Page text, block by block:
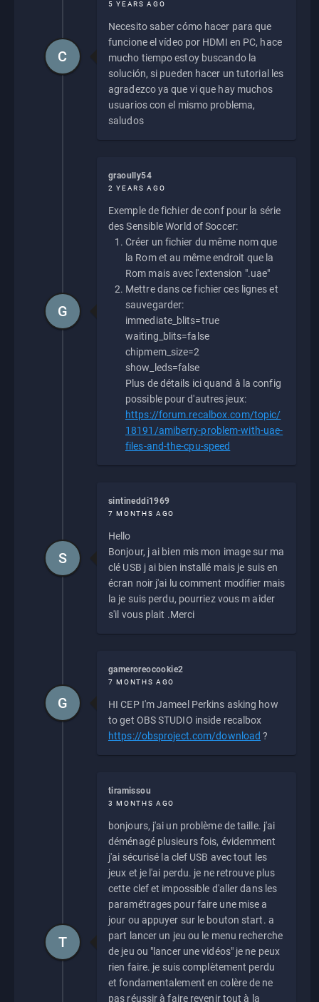
5 YEARS AGO
Necesito saber cómo hacer para que
funcione el vídeo por HDMI en PC, hace
mucho tiempo estoy buscando la
solución, si pueden hacer un tutorial les
agradezco ya que vi que hay muchos
usuarios con el mismo problema,
saludos
C
graoully54
2 YEARS AGO
Exemple de fichier de conf pour la série
des Sensible World of Soccer:
Créer un fichier du même nom que
la Rom et au même endroit que la
Rom mais avec l'extension ".uae"
Mettre dans ce fichier ces lignes et
sauvegarder:
immediate_blits=true
waiting_blits=false
chipmem_size=2
show_leds=false
Plus de détails ici quand à la config
possible pour d'autres jeux:
https://forum.recalbox.com/topic/
18191/amiberry-problem-with-uae-
files-and-the-cpu-speed
G
sintineddi1969
7 MONTHS AGO
Hello
Bonjour, j ai bien mis mon image sur ma
clé USB j ai bien installé mais je suis en
écran noir j'ai lu comment modifier mais
la je suis perdu, pourriez vous m aider
s'il vous plait .Merci
S
gameroreocookie2
7 MONTHS AGO
HI CEP I'm Jameel Perkins asking how
to get OBS STUDIO inside recalbox
https://obsproject.com/download ?
G
tiramissou
3 MONTHS AGO
bonjours, j'ai un problème de taille. j'ai
déménagé plusieurs fois, évidemment
j'ai sécurisé la clef USB avec tout les
jeux et je l'ai perdu. je ne retrouve plus
cette clef et impossible d'aller dans les
paramétrages pour faire une mise a
jour ou appuyer sur le bouton start. a
part lancer un jeu ou le menu recherche
de jeu ou "lancer une vidéos" je ne peux
rien faire. je suis complètement perdu
et fondamentalement en colère de ne
pas réussir à faire revenir tout à la
T